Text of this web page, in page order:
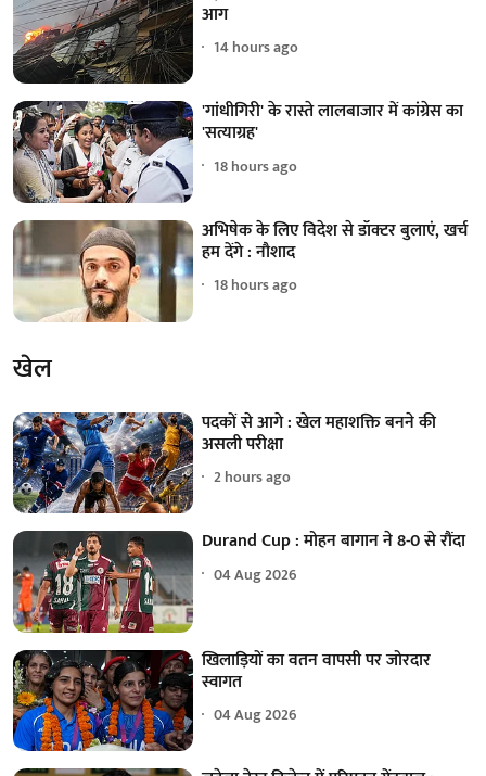
आग
14 hours ago
'गांधीगिरी' के रास्ते लालबाजार में कांग्रेस का
'सत्याग्रह'
18 hours ago
अभिषेक के लिए विदेश से डॉक्टर बुलाएं, खर्च
हम देंगे : नौशाद
18 hours ago
खेल
पदकों से आगे : खेल महाशक्ति बनने की
असली परीक्षा
2 hours ago
Durand Cup : मोहन बागान ने 8-0 से रौंदा
04 Aug 2026
खिलाड़ियों का वतन वापसी पर जोरदार
स्वागत
04 Aug 2026